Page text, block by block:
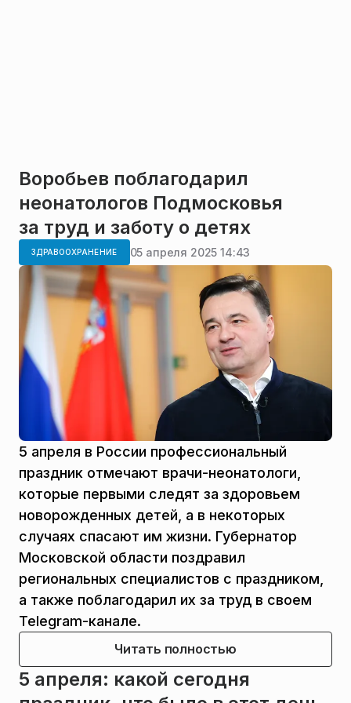
Воробьев поблагодарил
неонатологов Подмосковья
за труд и заботу о детях
ЗДРАВООХРАНЕНИЕ 05 апреля 2025 14:43
5 апреля в России профессиональный
праздник отмечают врачи-неонатологи,
которые первыми следят за здоровьем
новорожденных детей, а в некоторых
случаях спасают им жизни. Губернатор
Московской области поздравил
региональных специалистов с праздником,
а также поблагодарил их за труд в своем
Telegram-канале.
Читать полностью
5 апреля: какой сегодня